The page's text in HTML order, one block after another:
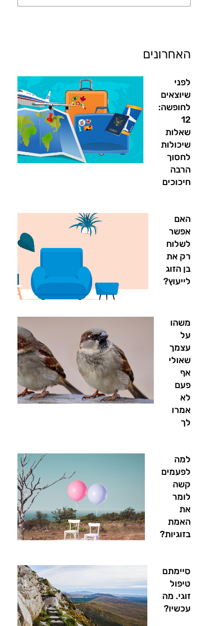
האחרונים
לפני
שיוצאים
לחופשה:
12
שאלות
שיכולות
לחסוך
הרבה
חיכוכים
האם
אפשר
לשלוח
רק את
בן הזוג
לייעוץ?
משהו
על
עצמך
שאולי
אף
פעם
לא
אמרו
לך
למה
לפעמים
קשה
לומר
את
האמת
בזוגיות?
סיימתם
טיפול
זוגי. מה
עכשיו?